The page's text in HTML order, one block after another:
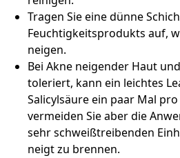
Tragen Sie eine dünne
Feuchtigkeitsprodukts auf,
neigen.
Bei Akne neigender Haut
toleriert, kann ein leichtes
Salicylsäure ein paar Mal
vermeiden Sie aber die
sehr schweißtreibenden
neigt zu brennen.